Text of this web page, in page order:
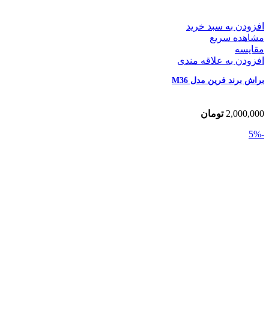
افزودن به سبد خرید
مشاهده سریع
مقایسه
افزودن به علاقه مندی
براش برند فرین مدل M36
2,000,000 تومان
-5%